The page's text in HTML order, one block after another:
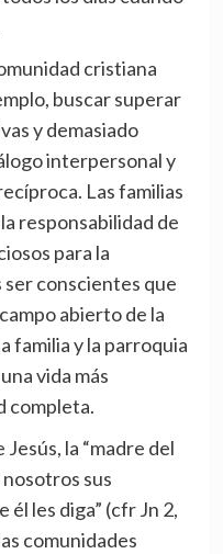
cristiana
buscar superar
y demasiado
interpersonal y
Las familias
responsabilidad de
para la
ser conscientes que
abierto de la
familia y la parroquia
vida más
completa.
la “madre del
nosotros sus
él les diga” (cfr Jn 2,
comunidades